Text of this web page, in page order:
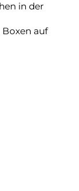
in der
Boxen auf